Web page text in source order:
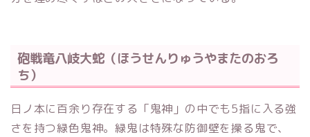
砲戦竜八岐大蛇（ほうせんりゅうやまたのおろ
ち）
日ノ本に百余り存在する「鬼神」の中でも5指に入る強
さを持つ緑色鬼神。緑鬼は特殊な防御壁を操る鬼で、